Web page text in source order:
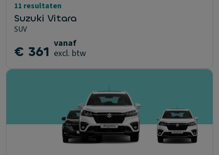
11 resultaten
Suzuki Vitara
SUV
€ 361 vanaf
excl. btw